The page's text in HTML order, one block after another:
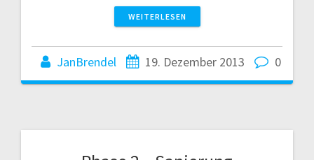
WEITERLESEN
JanBrendel 19. Dezember 2013 0